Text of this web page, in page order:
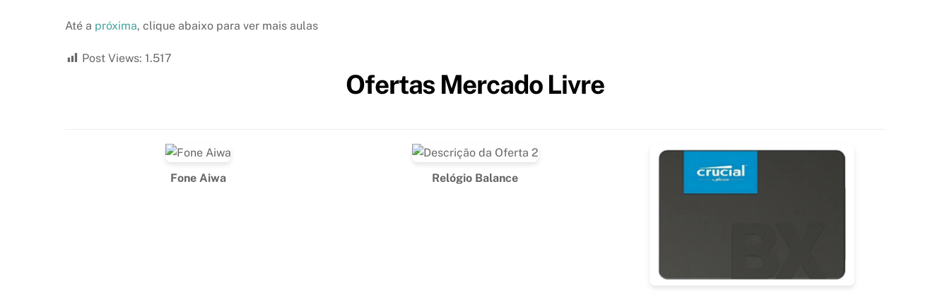
Até a próxima, clique abaixo para ver mais aulas
Post Views: 1.517
Ofertas Mercado Livre
Fone Aiwa Relógio Balance